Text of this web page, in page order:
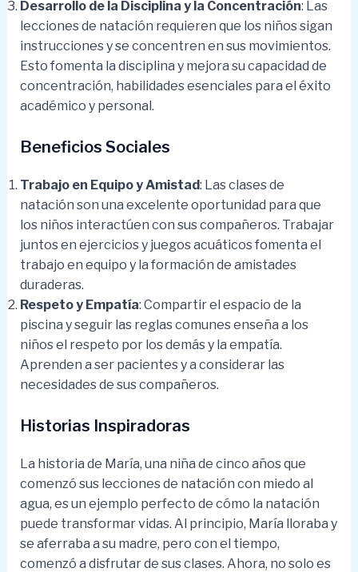
Desarrollo de la Disciplina y la Concentración: Las
lecciones de natación requieren que los niños sigan
instrucciones y se concentren en sus movimientos.
Esto fomenta la disciplina y mejora su capacidad de
concentración, habilidades esenciales para el éxito
académico y personal.
Beneficios Sociales
Trabajo en Equipo y Amistad: Las clases de
natación son una excelente oportunidad para que
los niños interactúen con sus compañeros. Trabajar
juntos en ejercicios y juegos acuáticos fomenta el
trabajo en equipo y la formación de amistades
duraderas.
Respeto y Empatía: Compartir el espacio de la
piscina y seguir las reglas comunes enseña a los
niños el respeto por los demás y la empatía.
Aprenden a ser pacientes y a considerar las
necesidades de sus compañeros.
Historias Inspiradoras
La historia de María, una niña de cinco años que
comenzó sus lecciones de natación con miedo al
agua, es un ejemplo perfecto de cómo la natación
puede transformar vidas. Al principio, María lloraba y
se aferraba a su madre, pero con el tiempo,
comenzó a disfrutar de sus clases. Ahora, no solo es